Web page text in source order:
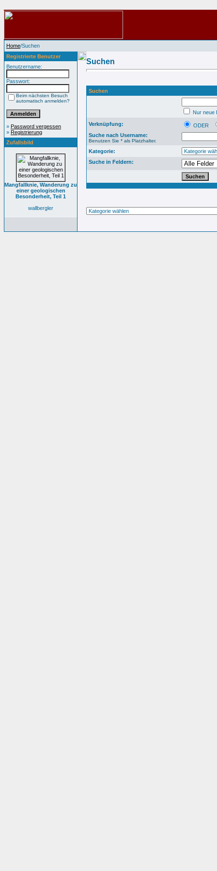
Home/Suchen
Registrierte Benutzer
Benutzername:
Passwort:
Beim nächsten Besuch
automatisch anmelden?
» Password vergessen
» Registrierung
Zufallsbild
Mangfallknie, Wanderung zu
einer geologischen
Besonderheit, Teil 1
wallbergler
Suchen
Suchen
Nur neue
Verknüpfung:
ODER
Suche nach Username:
Benutzen Sie * als Platzhalter.
Kategorie:
Suche in Feldern: